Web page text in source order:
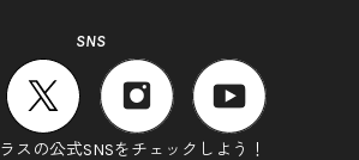
SNS
スの公式SNSをチェックしよう！